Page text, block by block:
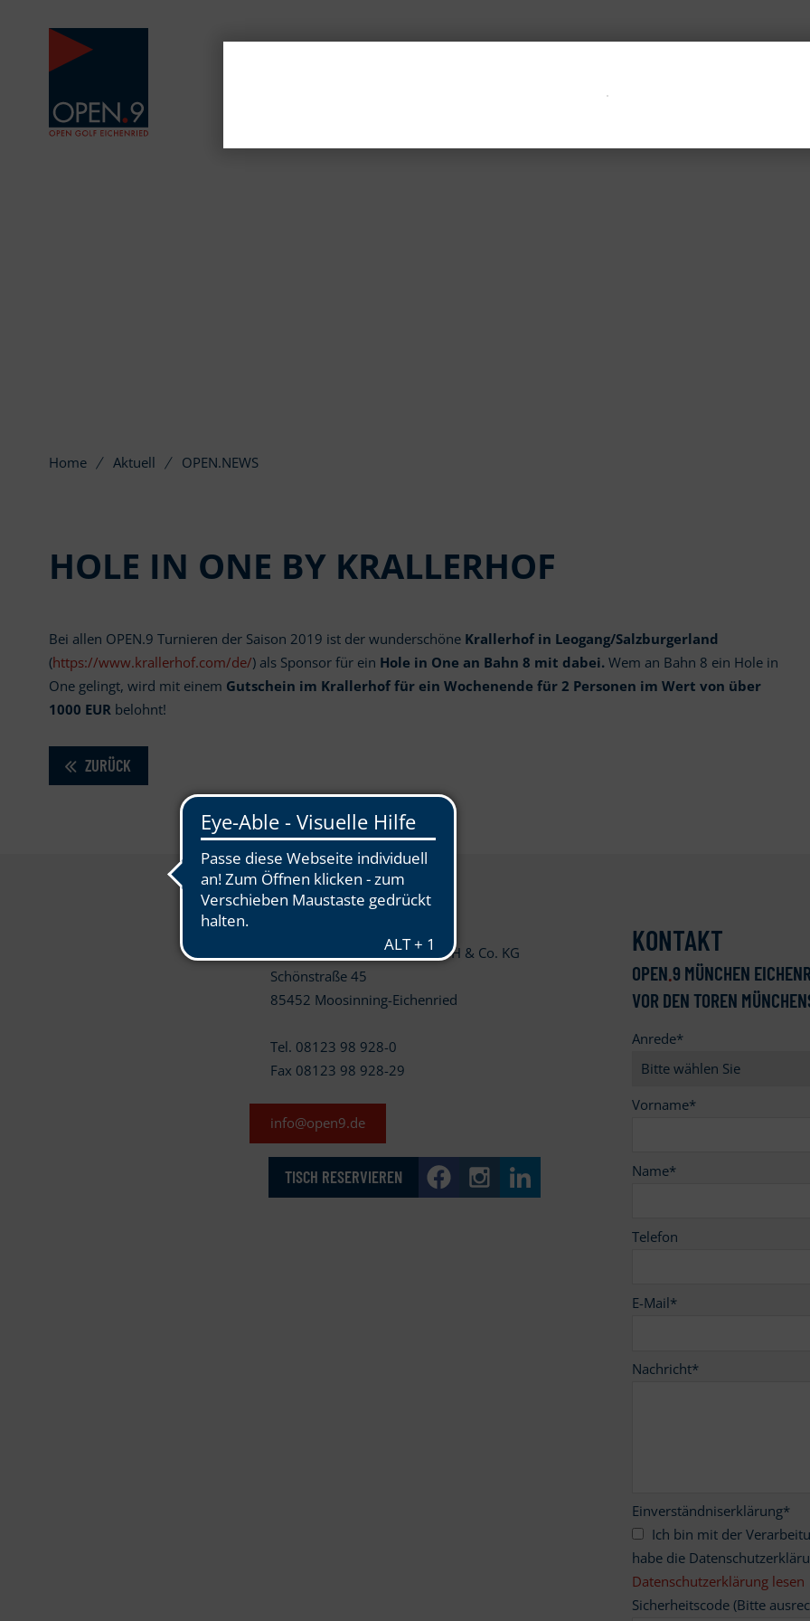
Home Aktuell OPEN.NEWS
HOLE IN ONE BY KRALLERHOF
Bei allen OPEN.9 Turnieren der Saison 2019 ist der wunderschöne Krallerhof in Leogang/Salzburgerland
(https://www.krallerhof.com/de/) als Sponsor für ein Hole in One an Bahn 8 mit dabei.Wem an Bahn 8 ein Hole in
One gelingt, wird mit einem Gutschein im Krallerhof für ein Wochenende für 2 Personen im Wert von über
1000 EURbelohnt!
ZURÜCK
OPEN.9 Golf Eichenried GmbH & Co. KG
Schönstraße 45
85452 Moosinning-Eichenried
Tel. 08123 98 928-0
Fax 08123 98 928-29
info@open9.de
TISCH RESERVIEREN
KONTAKT
OPEN.9 MÜNCHEN
VOR DEN TOREN
Anrede*
Vorname*
Name*
Telefon
E-Mail*
Nachricht*
Einverständniserklärung*
habe die
Datenschutzerklärung lesen
Sicherheitscode (Bitte